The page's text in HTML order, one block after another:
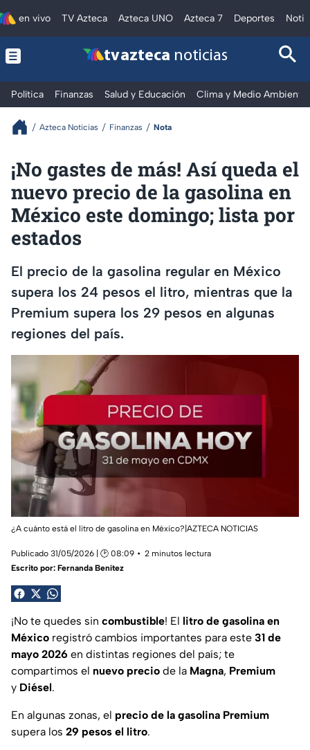
en vivo TV Azteca Azteca UNO Azteca 7 Deportes
tv azteca noticias
Política Finanzas Salud y Educación Clima y Medio Ambiente
Azteca Noticias Finanzas Nota
¡No gastes de más! Así queda el
nuevo precio de la gasolina en
México este domingo; lista por
estados
El precio de la gasolina regular en México
supera los 24 pesos el litro, mientras que la
Premium supera los 29 pesos en algunas
regiones del país.
¿A cuánto está el litro de gasolina en México?|AZTECA NOTICIAS
Publicado 31/05/2026 | 🕑 08:09
2 minutos lectura
Escrito por: Fernanda Benítez
¡No te quedes sin combustible! El litro de gasolina en
México registró cambios importantes para este 31 de
mayo 2026 en distintas regiones del país; te
compartimos el nuevo precio de la Magna, Premium
y Diésel.
En algunas zonas, el precio de la gasolina Premium
supera los 29 pesos el litro.